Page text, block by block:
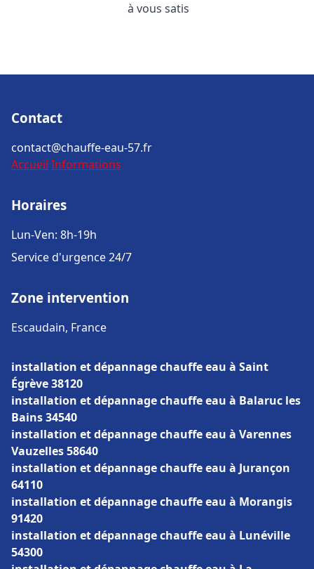
à vous satis
Contact
contact@chauffe-eau-57.fr
Accueil Informations
Horaires
Lun-Ven: 8h-19h
Service d'urgence 24/7
Zone intervention
Escaudain, France
installation et dépannage chauffe eau à Saint
Égrève 38120
installation et dépannage chauffe eau à Balaruc les
Bains 34540
installation et dépannage chauffe eau à Varennes
Vauzelles 58640
installation et dépannage chauffe eau à Jurançon
64110
installation et dépannage chauffe eau à Morangis
91420
installation et dépannage chauffe eau à Lunéville
54300